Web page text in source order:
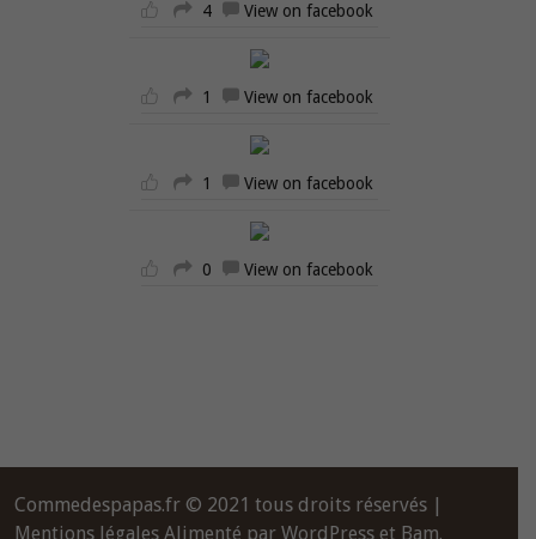
4 View on facebook
1 View on facebook
1 View on facebook
0 View on facebook
Commedespapas.fr © 2021 tous droits réservés |
Mentions légales Alimenté parWordPress et Bam.